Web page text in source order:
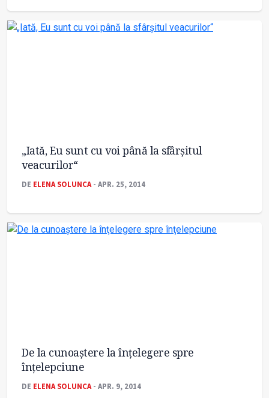
„Iată, Eu sunt cu voi până la sfârşitul
veacurilor“
DE ELENA SOLUNCA- APR. 25, 2014
De la cunoaştere la înţelegere spre
înţelepciune
DE ELENA SOLUNCA- APR. 9, 2014